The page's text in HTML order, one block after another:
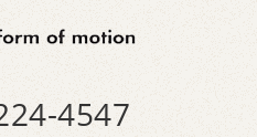
4547